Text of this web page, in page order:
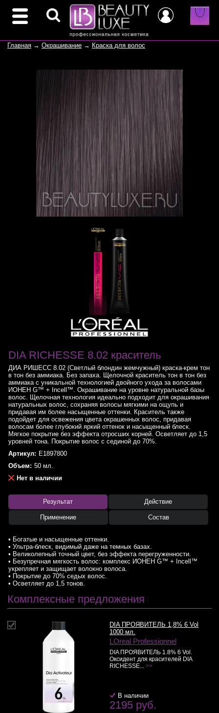
Главная → Окрашивание → Краска для волос
DIA RICHESSE 8.02 краситель
ДИА РИШЕСС 8.02 (Светлый блондин жемчужный) краска-крем тон
в тон без аммиака. Без запаха. Щелочной краситель тон в тон без
аммиака с уникальной технологией двойного ухода за волосами
ИОНЕН G™ + Incell™. Окрашивание на уровне натуральной базы
волос. Щелочная технология идеально подходит для окрашивания
натуральных волос, сохраняя волосы мягкими на ощупь и
придавая им более насыщенные оттенки. Краситель также
подойдет для освежения цвета окрашенных волос, придавая
волосам более глубокий яркий оттенок и насыщенный блеск.
Мягкое покрытие без эффекта отросших корней. Осветляет до 1,5
уровней тона. Покрытие волос с сединой до 70%.
Артикул: E1897800
Объем: 50 мл.
Нет в наличии
Результат Действие
Применение Состав
• Богатые и насыщенные оттенки.
• Ультра-блеск, видимый даже на темных базах.
• Великолепный точный цвет, без эффекта перегруженности.
• Безупречная мягкость волос: комплекс ИОНЕН G™ + Incell™
укрепляет и защищает волокно волоса.
• Покрытие до 70% седых волос.
• Осветляет до 1,5 тонов.
Комплексные предложения
DIA ПРОЯВИТЕЛЬ 1,8% 6 Vol
1000 мл.
LOreal Professionnel
DIA ПРОЯВИТЕЛЬ 1.8% 6 Vol.
Оксидент для красителей DIA
RICHESSE... >>
В наличии
2195 руб.